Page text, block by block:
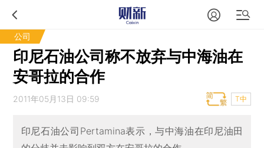
公司
印尼石油公司称不放弃与中海油在
安哥拉的合作
2011年05月13日 09:59 T中
印尼石油公司Pertamina表示，与中海油在印尼油田